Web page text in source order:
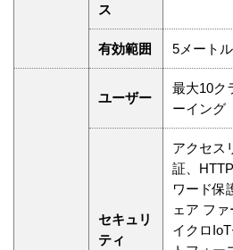
ス
有効範囲 5メートル
ユーザー
最大10ク
ーイング
セキュリ
ティ
アクセス
証、
ワード保
ェア フ
イクロ